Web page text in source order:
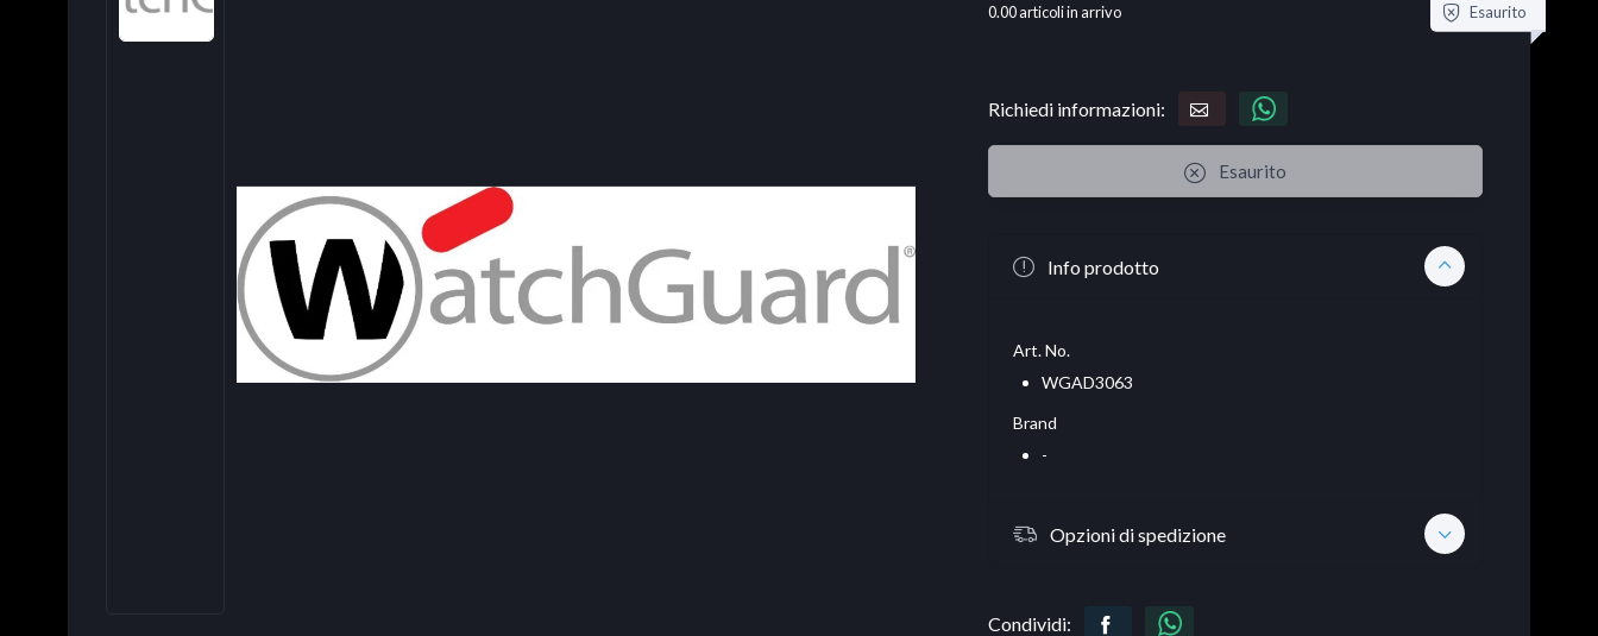
0.00articoli in arrivo Esaurito
Richiedi informazioni:
Esaurito
Info prodotto
Art. No.
WGAD3063
Brand
-
Opzioni di spedizione
Condividi: